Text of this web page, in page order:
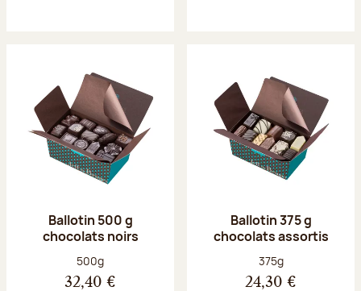
Ballotin 500 g
chocolats noirs
Poids net :
500g
32,40 €
Ballotin 375 g
chocolats assortis
Poids net :
375g
24,30 €